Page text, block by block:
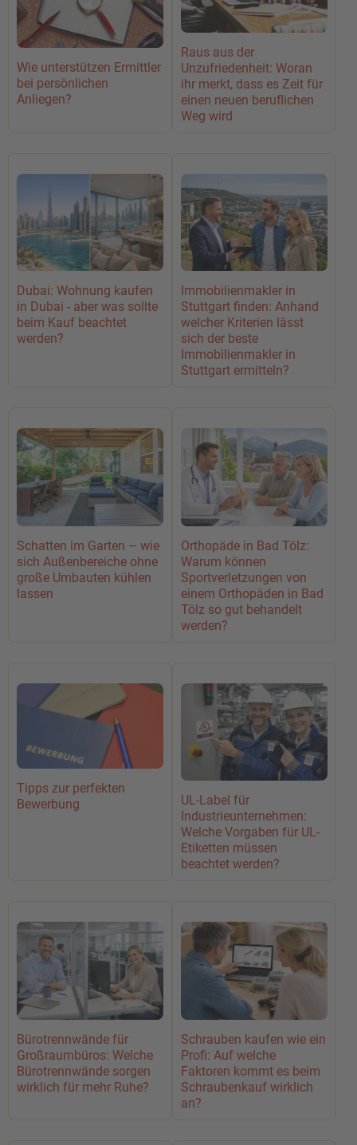
Wie unterstützen Ermittler
bei persönlichen
Anliegen?
Raus aus der
Unzufriedenheit: Woran
ihr merkt, dass es Zeit für
einen neuen beruflichen
Weg wird
Dubai: Wohnung kaufen
in Dubai - aber was sollte
beim Kauf beachtet
werden?
Immobilienmakler in
Stuttgart finden: Anhand
welcher Kriterien lässt
sich der beste
Immobilienmakler in
Stuttgart ermitteln?
Schatten im Garten – wie
sich Außenbereiche ohne
große Umbauten kühlen
lassen
Orthopäde in Bad Tölz:
Warum können
Sportverletzungen von
einem Orthopäden in Bad
Tölz so gut behandelt
werden?
Tipps zur perfekten
Bewerbung
UL-Label für
Industrieunternehmen:
Welche Vorgaben für UL-
Etiketten müssen
beachtet werden?
Bürotrennwände für
Großraumbüros: Welche
Bürotrennwände sorgen
wirklich für mehr Ruhe?
Schrauben kaufen wie ein
Profi: Auf welche
Faktoren kommt es beim
Schraubenkauf wirklich
an?